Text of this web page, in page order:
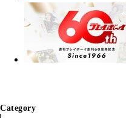
Category